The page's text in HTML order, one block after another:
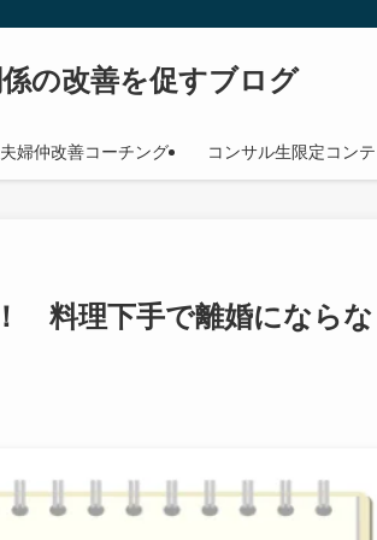
の改善を促すブログ
夫婦仲改善コーチング コンサル生限定コン
料理下手で離婚にならな